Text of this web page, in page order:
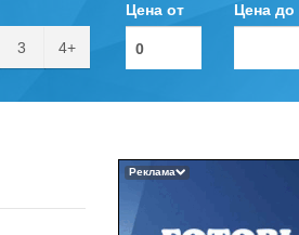
3 4+
Цена от Цена до
Реклама